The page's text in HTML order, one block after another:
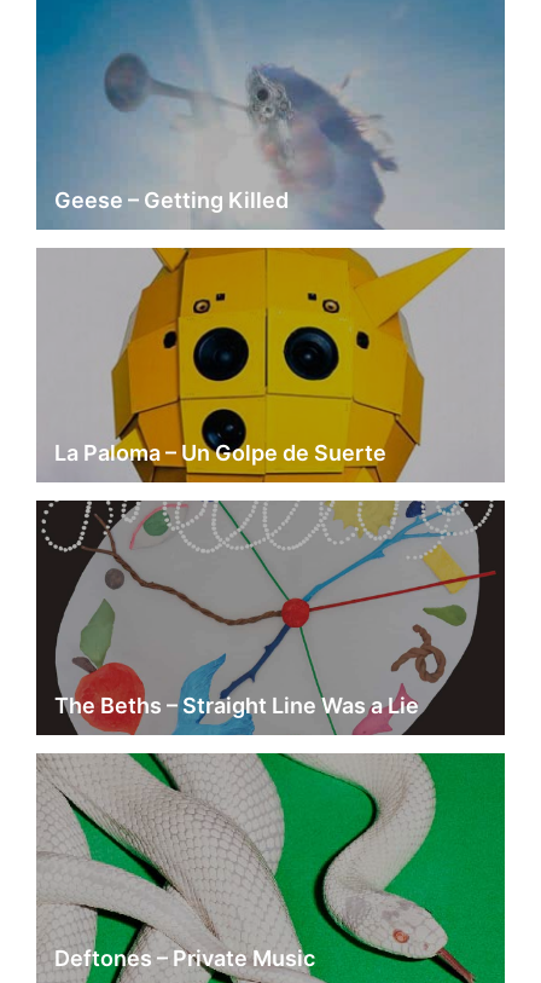
Geese – Getting Killed
La Paloma – Un Golpe de Suerte
The Beths – Straight Line Was a Lie
Deftones – Private Music